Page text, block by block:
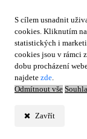
S cílem usnadnit
cookies. Kliknutím
statistických i
cookies jsou v rámci
dobu procházení
najdete zde.
Odmítnout vše
Zavřít